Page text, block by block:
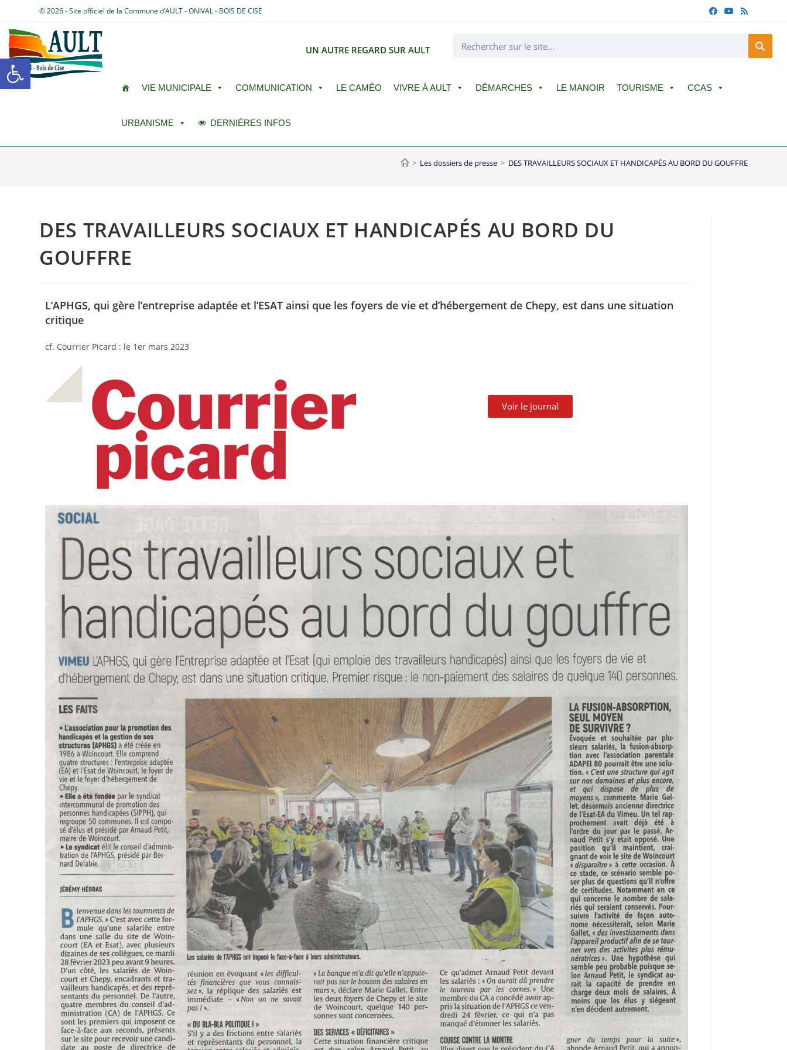
Ouvrir la barre d’outils
© 2026 - Site officiel de la Commune d’AULT - ONIVAL - BOIS DE CISE
UN AUTRE REGARD SUR AULT
VIE MUNICIPALE COMMUNICATION LE CAMÉO VIVRE À AULT DÉMARCHES LE MANOIR TOURISME CCAS
URBANISME DERNIÈRES INFOS
> Les dossiers de presse > DES TRAVAILLEURS SOCIAUX ET HANDICAPÉS AU BORD DU GOUFFRE
DES TRAVAILLEURS SOCIAUX ET HANDICAPÉS AU BORD DU
GOUFFRE
L’APHGS, qui gère l’entreprise adaptée et l’ESAT ainsi que les foyers de vie et d’hébergement de Chepy, est dans une situation
critique
cf. Courrier Picard : le 1er mars 2023
Voir le journal